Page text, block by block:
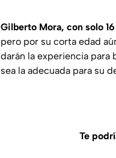
Gilberto Mora, con solo
pero por su corta edad
darán la experiencia para
sea la adecuada para su
Te